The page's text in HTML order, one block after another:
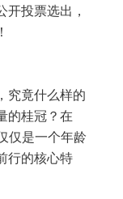
投票选出，
究竟什么样的
的桂冠？在
仅是一个年龄
行的核心特